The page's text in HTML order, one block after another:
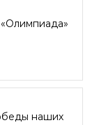
наших